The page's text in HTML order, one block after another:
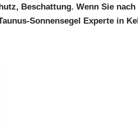
Beschattung. Wenn Sie
Sonnensegel Experte in